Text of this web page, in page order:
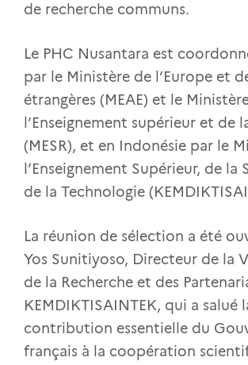
de recherche communs.
Le PHC Nusantara est
par le Ministère de l’Europe et
étrangères (MEAE) et le
l’Enseignement supérieur et de
(MESR), et en Indonésie par le
l’Enseignement Supérieur, de la
de la Technologie
La réunion de sélection a été
Yos Sunitiyoso, Directeur de la
de la Recherche et des
KEMDIKTISAINTEK, qui a salué
contribution essentielle du
français à la coopération